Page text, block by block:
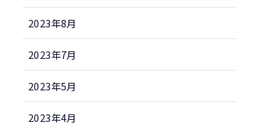
2023年8月
2023年7月
2023年5月
2023年4月